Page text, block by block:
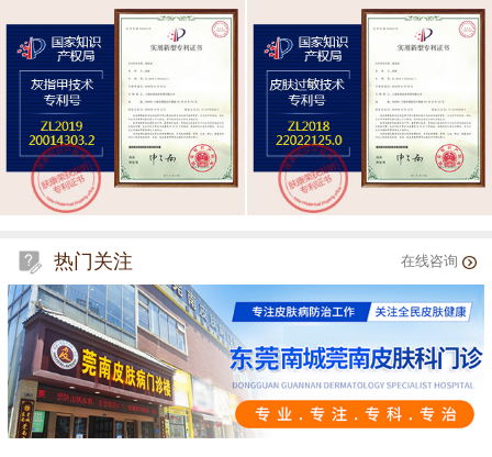
热门关注 在线咨询